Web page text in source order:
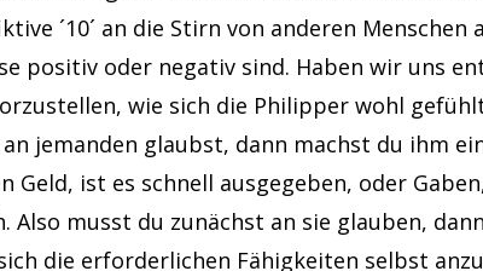
´10´ an die Stirn von anderen Menschen
positiv oder negativ sind. Haben wir uns
wie sich die Philipper wohl
jemanden glaubst, dann machst du ihm
ist es schnell ausgegeben, oder
musst du zunächst an sie glauben,
die erforderlichen Fähigkeiten selbst